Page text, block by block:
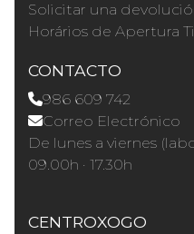
Solicitar una
Horários de Apertura
CONTACTO
986 609 742
Correo Electrónico
De lunes a viernes
09.00h · 17.30h
CENTROXOGO